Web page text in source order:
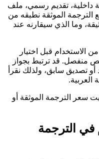
داخلية، تقديم رسمي، ملف
الموثقة نطبقه من
وما الذي سيقارنه عند
الاستخدام قبل اختيار
منفصل. قد ترتبط بجواز
تصديق سابق، ولذلك نقرأ
سعر الترجمة الموثقة أو
في الترجمة